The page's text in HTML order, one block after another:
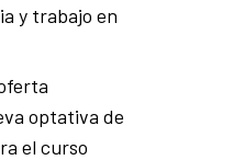
y trabajo en
optativa de
el curso